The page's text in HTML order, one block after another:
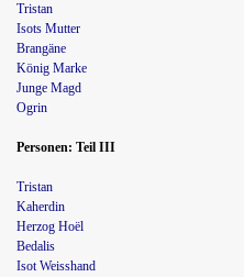
Tristan
Isots Mutter
Brangäne
König Marke
Junge Magd
Ogrin
Personen: Teil III
Tristan
Kaherdin
Herzog Hoël
Bedalis
Isot Weisshand